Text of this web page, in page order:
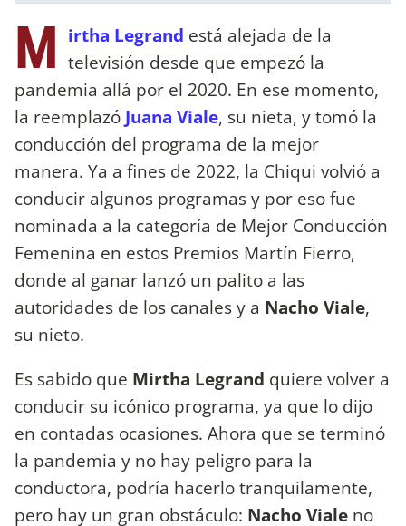
M irtha Legrand está alejada de la
televisión desde que empezó la
pandemia allá por el 2020. En ese momento,
la reemplazó Juana Viale, su nieta, y tomó la
conducción del programa de la mejor
manera. Ya a fines de 2022, la Chiqui volvió a
conducir algunos programas y por eso fue
nominada a la categoría de Mejor Conducción
Femenina en estos Premios Martín Fierro,
donde al ganar lanzó un palito a las
autoridades de los canales y a Nacho Viale,
su nieto.
Es sabido que Mirtha Legrand quiere volver a
conducir su icónico programa, ya que lo dijo
en contadas ocasiones. Ahora que se terminó
la pandemia y no hay peligro para la
conductora, podría hacerlo tranquilamente,
pero hay un gran obstáculo: Nacho Viale no